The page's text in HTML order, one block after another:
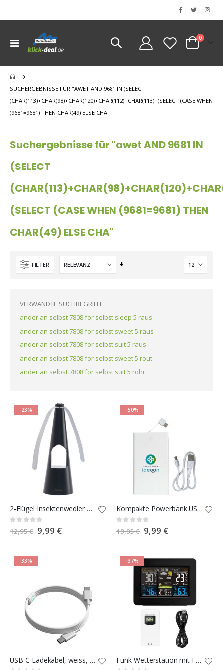
|
Navigation
umschalten
Cart
0Artikel
SUCHERGEBNISSE FÜR "AWET AND 9681 IN (SELECT
(CHAR(113)+CHAR(98)+CHAR(120)+CHAR(112)+CHAR(113)+(SELECT (CASE WHEN
(9681=9681) THEN CHAR(49) ELSE CHA"
Suchergebnisse für "awet AND 9681 IN
(SELECT
(SELECT (CASE WHEN (9681=9681) THEN
CHAR(49) ELSE CHA"
FILTER
Aufsteigend
VERWANDTE SUCHBEGRIFFE
ander an selbst 7808 for selbst sleep 5 raus
ander an selbst 7808 for selbst sweet 5 raus
ander an selbst 7808 for selbst suit 5 raus
ander an selbst 7808 for selbst sweet 5 rout
ander an selbst 7808 for selbst suit 5 rohr
-23%
2-Flügel Insektenwedler mit LED-Beleuchtung
Rating:
0%
12,95 € Special
Price
9,99 €
-50%
Kompakte Powerbank USB-C 4.000 mAh
Rating:
0%
19,95 € Special
Price
9,99 €
-33%
USB-C Ladekabel, weiss, 1,5 m
-37%
Funk-Wetterstation mit Farbdisplay